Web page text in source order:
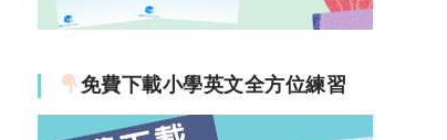
免費下載小學英文全方位練習